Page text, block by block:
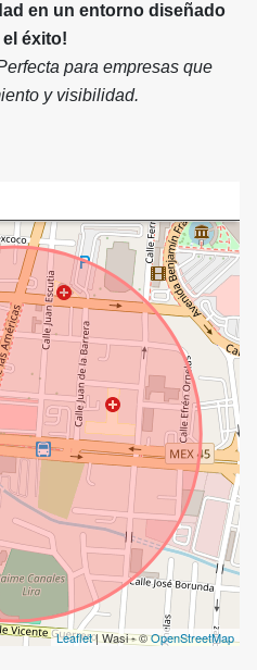
en un entorno diseñado
el éxito!
para empresas que
y visibilidad.
Leaflet| Wasi - ©OpenStreetMap